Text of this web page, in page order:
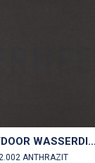
OUTDOOR WASSERDICHT
ANTHRAZIT